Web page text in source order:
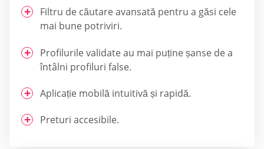
Filtru de căutare avansată pentru a găsi cele
mai bune potriviri.
Profilurile validate au mai puține șanse de a
întâlni profiluri false.
Aplicație mobilă intuitivă și rapidă.
Preturi accesibile.